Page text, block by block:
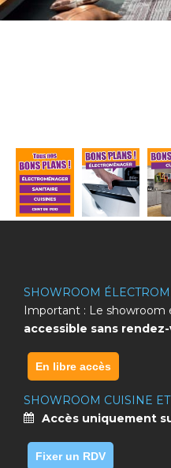
SHOWROOM
Important : Le showroom
accessible sans
En libre accès
SHOWROOM CUISINE
Accès uniquement
Fixer un RDV